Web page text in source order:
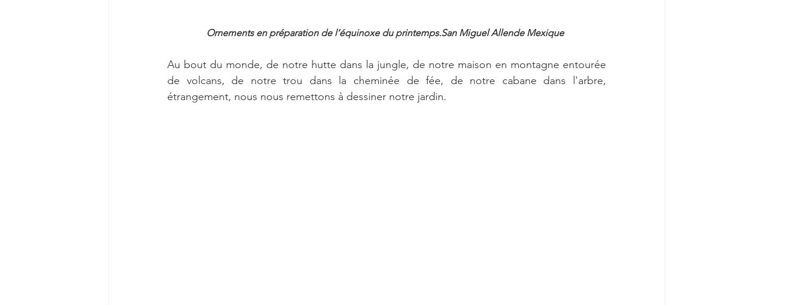
Ornements en préparation de l’équinoxe du printemps.San Miguel Allende Mexique
Au bout du monde, de notre hutte dans la jungle, de notre maison en montagne entourée
de volcans, de notre trou dans la cheminée de fée, de notre cabane dans l'arbre,
étrangement, nous nous remettons à dessiner notre jardin.